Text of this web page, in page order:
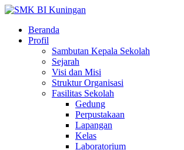
Beranda
Profil
Sambutan Kepala Sekolah
Sejarah
Visi dan Misi
Struktur Organisasi
Fasilitas Sekolah
Gedung
Perpustakaan
Lapangan
Kelas
Laboratorium